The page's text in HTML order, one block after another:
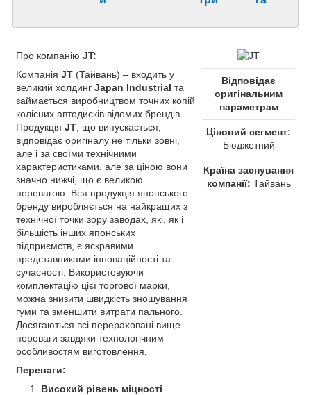
Про компанію JT:
Компанія JT (Тайвань) – входить у
великий холдинг Japan Industrial та
займається виробництвом точних копій
колісних автодисків відомих брендів.
Продукція JT , що випускається,
відповідає оригіналу не тільки зовні,
але і за своїми технічними
характеристиками, але за ціною вони
значно нижчі, що є великою
перевагою. Вся продукція японського
бренду виробляється на найкращих з
технічної точки зору заводах, які, як і
більшість інших японських
підприємств, є яскравими
представниками інноваційності та
сучасності. Використовуючи
комплектацію цієї торгової марки,
можна знизити швидкість зношування
гуми та зменшити витрати пального.
Досягаються всі перераховані вище
переваги завдяки технологічним
особливостям виготовлення.
Переваги:
Високий рівень міцності
Відповідає
оригінальним
параметрам
Ціновий сегмент:
Бюджетний
Країна заснування
компанії: Тайвань